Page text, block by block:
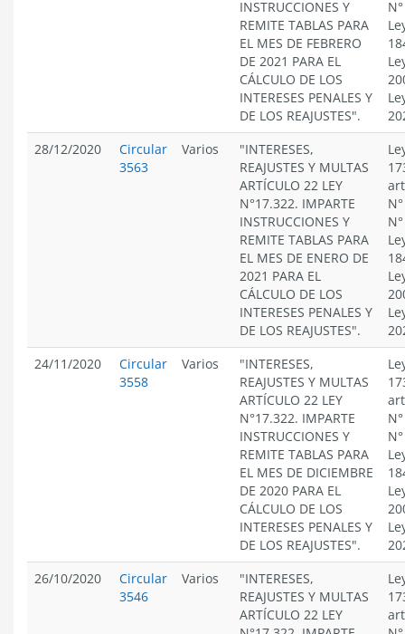
INSTRUCCIONES Y
REMITE TABLAS PARA
EL MES DE FEBRERO
DE 2021 PARA EL
CÁLCULO DE LOS
INTERESES PENALES Y
DE LOS REAJUSTES".
28/12/2020
Circular
3563
Varios
"INTERESES,
REAJUSTES Y MULTAS
ARTÍCULO 22 LEY
N°17.322. IMPARTE
INSTRUCCIONES Y
REMITE TABLAS PARA
EL MES DE ENERO DE
2021 PARA EL
CÁLCULO DE LOS
INTERESES PENALES Y
DE LOS REAJUSTES".
24/11/2020
Circular
3558
Varios
"INTERESES,
REAJUSTES Y MULTAS
ARTÍCULO 22 LEY
N°17.322. IMPARTE
INSTRUCCIONES Y
REMITE TABLAS PARA
EL MES DE DICIEMBRE
DE 2020 PARA EL
CÁLCULO DE LOS
INTERESES PENALES Y
DE LOS REAJUSTES".
26/10/2020
Circular
3546
Varios
"INTERESES,
REAJUSTES Y MULTAS
ARTÍCULO 22 LEY